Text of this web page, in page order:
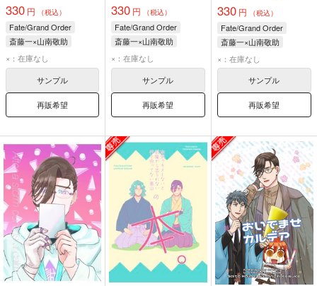
330 円 （税込）
Fate/Grand Order
斎藤一×山南敬助
斎藤一
山南敬助
×：在庫なし
サンプル
再販希望
330 円 （税込）
Fate/Grand Order
斎藤一×山南敬助
斎藤一
山南敬助
×：在庫なし
サンプル
再販希望
330円 （税込）
Fate/Grand Order
斎藤一×山南敬助
斎藤一
山南敬助
×：在庫なし
サンプル
再販希望